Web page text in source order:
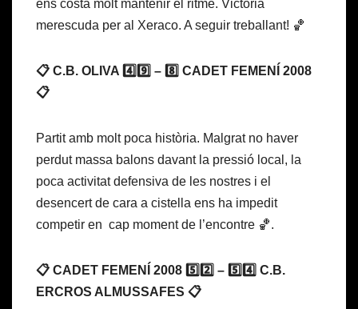
ens costa molt mantenir el ritme. Victòria
merescuda per al Xeraco. A seguir treballant! 🏀
📋 C.B. OLIVA 4️⃣9️⃣ – 8️⃣ CADET FEMENÍ 2008
📋
Partit amb molt poca història. Malgrat no haver
perdut massa balons davant la pressió local, la
poca activitat defensiva de les nostres i el
desencert de cara a cistella ens ha impedit
competir en cap moment de l’encontre 🏀.
📋 CADET FEMENÍ 2008 5️⃣2️⃣ – 5️⃣4️⃣ C.B.
ERCROS ALMUSSAFES 📋